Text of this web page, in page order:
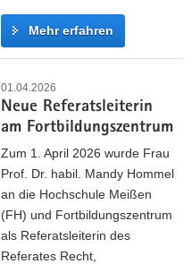
n
e
r
H
S
F
M
e
ß
S
i
ß
e
n
e
s
t
ä
r
s
Mehr erfahren
e
u
e
D
i
e
n
s
t
01.04.2026
Neue Referatsleiterin
am Fortbildungszentrum
Zum 1. April 2026 wurde Frau
Prof. Dr. habil. Mandy Hommel
an die Hochschule Meißen
(FH) und Fortbildungszentrum
als Referatsleiterin des
Referates Recht,